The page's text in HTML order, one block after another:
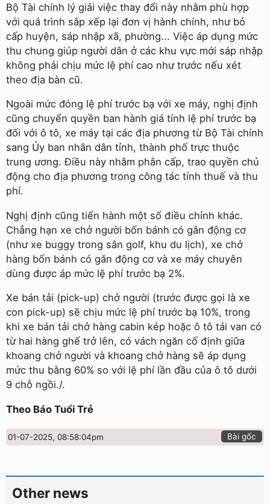
Bộ Tài chính lý giải việc thay đổi này nhằm phù hợp
với quá trình sắp xếp lại đơn vị hành chính, như bỏ
cấp huyện, sáp nhập xã, phường... Việc áp dụng mức
thu chung giúp người dân ở các khu vực mới sáp nhập
không phải chịu mức lệ phí cao như trước nếu xét
theo địa bàn cũ.
Ngoài mức đóng lệ phí trước bạ với xe máy, nghị định
cũng chuyển quyền ban hành giá tính lệ phí trước bạ
đối với ô tô, xe máy tại các địa phương từ Bộ Tài chính
sang Ủy ban nhân dân tỉnh, thành phố trực thuộc
trung ương. Điều này nhằm phân cấp, trao quyền chủ
động cho địa phương trong công tác tính thuế và thu
phí.
Nghị định cũng tiến hành một số điều chỉnh khác.
Chẳng hạn xe chở người bốn bánh có gắn động cơ
(như xe buggy trong sân golf, khu du lịch), xe chở
hàng bốn bánh có gắn động cơ và xe máy chuyên
dùng được áp mức lệ phí trước bạ 2%.
Xe bán tải (pick-up) chở người (trước được gọi là xe
con pick-up) sẽ chịu mức lệ phí trước bạ 10%, trong
khi xe bán tải chở hàng cabin kép hoặc ô tô tải van có
từ hai hàng ghế trở lên, có vách ngăn cố định giữa
khoang chở người và khoang chở hàng sẽ áp dụng
mức thu bằng 60% so với lệ phí lần đầu của ô tô dưới
9 chỗ ngồi./.
Theo Báo Tuổi Trẻ
01-07-2025, 08:58:04pm Bài gốc
Other news